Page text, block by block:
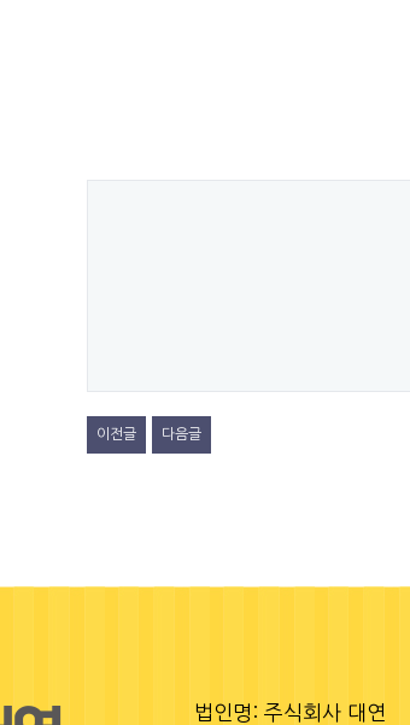
이전글 다음글
법인명: 주식회사 대연